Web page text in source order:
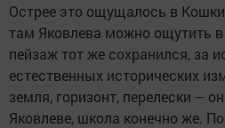
Острее это ощущалось в
там Яковлева можно ощутить
пейзаж тот же сохранился, за
естественных исторических
земля, горизонт, перелески –
Яковлеве, школа конечно же.